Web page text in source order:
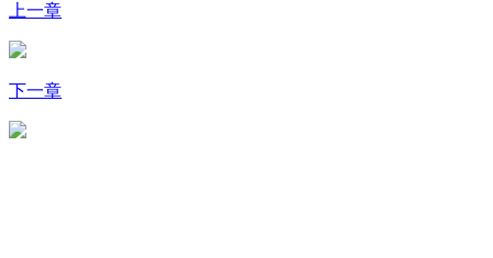
上一章
下一章